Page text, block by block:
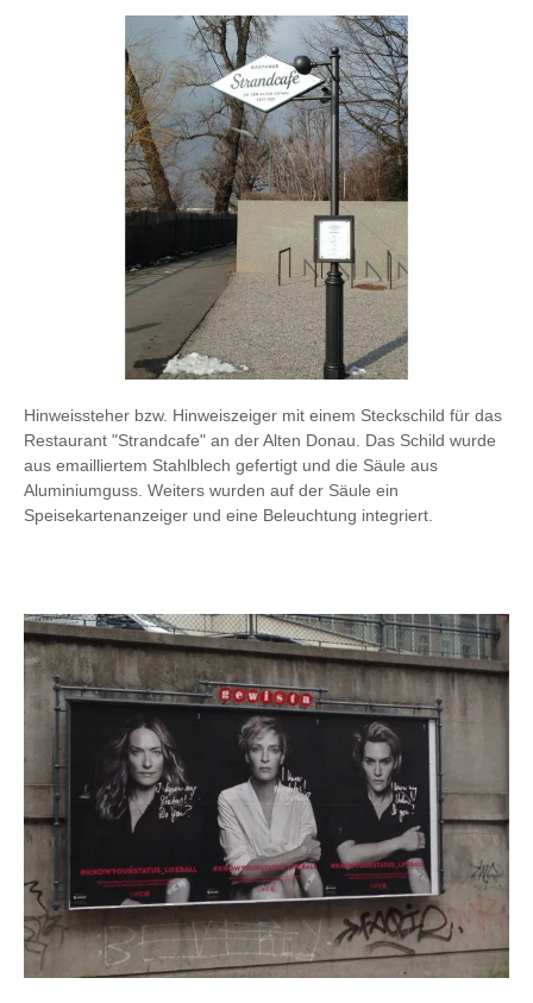
Hinweissteher bzw. Hinweiszeiger mit einem Steckschild für das
Restaurant "Strandcafe" an der Alten Donau. Das Schild wurde
aus emailliertem Stahlblech gefertigt und die Säule aus
Aluminiumguss. Weiters wurden auf der Säule ein
Speisekartenanzeiger und eine Beleuchtung integriert.